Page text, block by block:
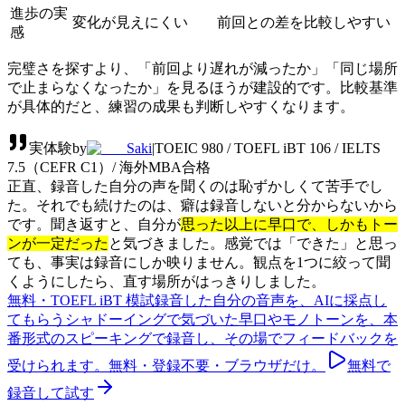
進歩の実
感
変化が見えにくい 前回との差を比較しやすい
完璧さを探すより、「前回より遅れが減ったか」「同じ場所
で止まらなくなったか」を見るほうが建設的です。比較基準
が具体的だと、練習の成果も判断しやすくなります。
実体験by Saki|TOEIC 980 / TOEFL iBT 106 / IELTS
7.5（CEFR C1）/ 海外MBA合格
正直、録音した自分の声を聞くのは恥ずかしくて苦手でし
た。それでも続けたのは、癖は録音しないと分からないから
です。聞き返すと、自分が思った以上に早口で、しかもトー
ンが一定だった と気づきました。感覚では「できた」と思っ
ても、事実は録音にしか映りません。観点を1つに絞って聞
くようにしたら、直す場所がはっきりしました。
無料・TOEFL iBT 模試録音した自分の音声を、AIに採点し
てもらう シャドーイングで気づいた早口やモノトーンを、本
番形式のスピーキングで録音し、その場でフィードバックを
受けられます。無料・登録不要・ブラウザだけ。
無料で
録音して試す